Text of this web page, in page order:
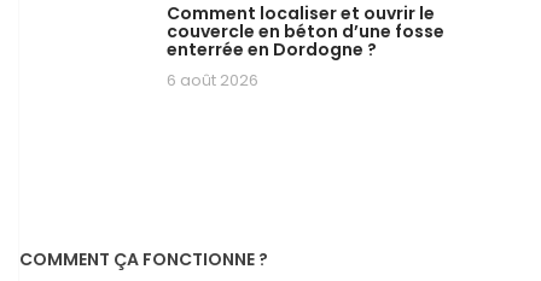
Comment localiser et ouvrir le
couvercle en béton d’une fosse
enterrée en Dordogne ?
6 août 2026
COMMENT ÇA FONCTIONNE ?